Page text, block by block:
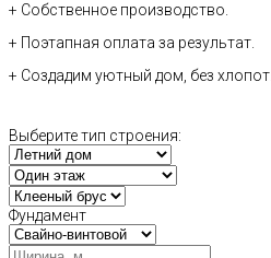
+ Собственное производство.
+ Поэтапная оплата за результат.
+ Создадим уютный дом, без хлопот.
Выберите тип строения:
Фундамент